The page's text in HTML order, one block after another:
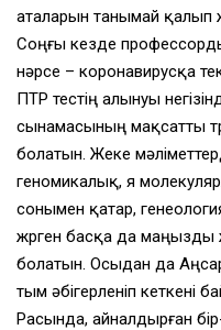
аталарын танымай қалып
Соңғы кезде
нәрсе – коронавирусқа
ПТР тестің алынуы
сынамасының мақсатты
болатын. Жеке
геномикалық, я
сонымен қатар,
жүрген басқа да маңызды
болатын. Осыдан да
тым әбігерленіп кеткені
Расында, айналдырған